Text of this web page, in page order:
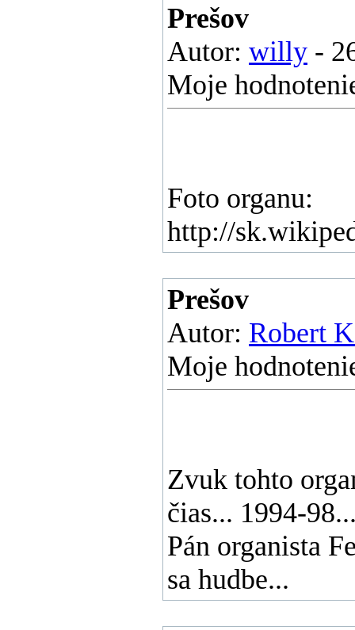
Prešov
Autor: willy -
Moje
Foto organu:
http://
Prešov
Autor: Robert
Moje
Zvuk tohto
čias... 1994-
Pán organista
sa hudbe...